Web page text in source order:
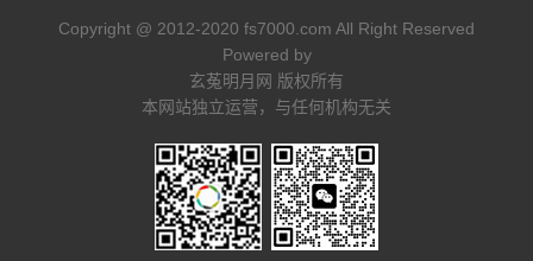
Copyright @ 2012-2020 fs7000.com All Right Reserved
Powered by
玄菟明月网 版权所有
本网站独立运营，与任何机构无关